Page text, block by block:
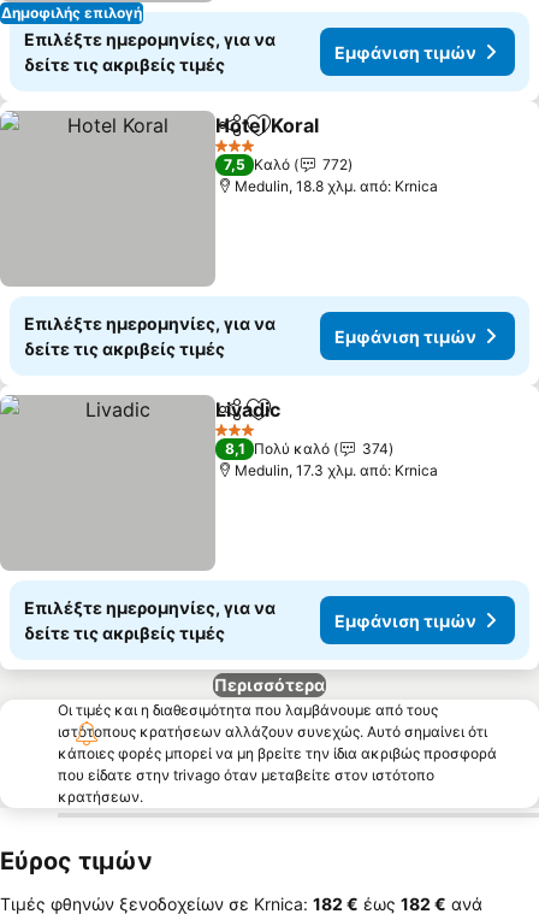
Δημοφιλής επιλογή
Επιλέξτε ημερομηνίες, για να
δείτε τις ακριβείς τιμές
Εμφάνιση τιμών
Κοινοποίηση
Προσθήκη στα αγαπημένα
Hotel Koral
3 Αστέρια
7,5 Καλό
772
Medulin, 18.8 χλμ. από: Krnica
Επιλέξτε ημερομηνίες, για να
δείτε τις ακριβείς τιμές
Εμφάνιση τιμών
Κοινοποίηση
Προσθήκη στα αγαπημένα
Livadic
3 Αστέρια
8,1 Πολύ καλό
374
Medulin, 17.3 χλμ. από: Krnica
Επιλέξτε ημερομηνίες, για να
δείτε τις ακριβείς τιμές
Εμφάνιση τιμών
Περισσότερα
Οι τιμές και η διαθεσιμότητα που λαμβάνουμε από τους
ιστότοπους κρατήσεων αλλάζουν συνεχώς. Αυτό σημαίνει ότι
κάποιες φορές μπορεί να μη βρείτε την ίδια ακριβώς προσφορά
που είδατε στην trivago όταν μεταβείτε στον ιστότοπο
κρατήσεων.
Εύρος τιμών
Τιμές φθηνών ξενοδοχείων σε Krnica: ‎182 € έως ‎182 € ανά